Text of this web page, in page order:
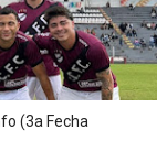
(3a Fecha